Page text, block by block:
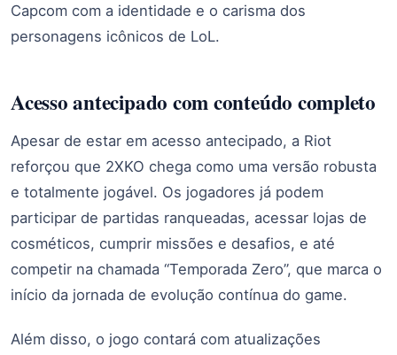
Capcom com a identidade e o carisma dos
personagens icônicos de LoL.
Acesso antecipado com conteúdo completo
Apesar de estar em acesso antecipado, a Riot
reforçou que 2XKO chega como uma versão robusta
e totalmente jogável. Os jogadores já podem
participar de partidas ranqueadas, acessar lojas de
cosméticos, cumprir missões e desafios, e até
competir na chamada “Temporada Zero”, que marca o
início da jornada de evolução contínua do game.
Além disso, o jogo contará com atualizações